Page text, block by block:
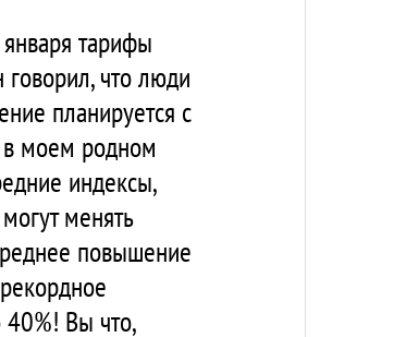
тарифы
что люди
планируется с
в моем родном
индексы,
менять
повышение
Вы что,